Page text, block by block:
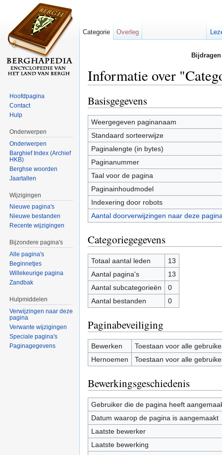
Informatie over
Basisgegevens
Weergegeven paginanaam
Standaard sorteerwijze
Paginalengte (in bytes)
Paginanummer
Taal voor de pagina
Paginainhoudmodel
Indexering door robots
Aantal doorverwijzingen naar deze
Categoriegegevens
Totaal aantal leden
13
Aantal pagina's
13
Aantal subcategorieën
0
Aantal bestanden
0
Paginabeveiliging
Bewerken
Toestaan voor alle
Hernoemen
Toestaan voor alle
Bewerkingsgeschiedenis
Gebruiker die de pagina heeft
Datum waarop de pagina is aangemaakt
Laatste bewerker
Laatste bewerking
Categorie Overleg
Hoofdpagina
Contact
Hulp
Onderwerpen
Onderwerpen
Barghief Index (Archief
HKB)
Berghse woorden
Jaartallen
Wijzigingen
Nieuwe pagina's
Nieuwe bestanden
Recente wijzigingen
Bijzondere pagina's
Alle pagina's
Beginnetjes
Willekeurige pagina
Zandbak
Hulpmiddelen
Verwijzingen naar deze
pagina
Verwante wijzigingen
Speciale pagina's
Paginagegevens